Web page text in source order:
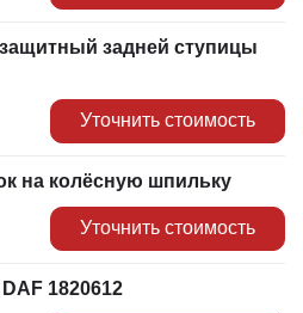
задней ступицы
Уточнить стоимость
на колёсную шпильку
Уточнить стоимость
1820612